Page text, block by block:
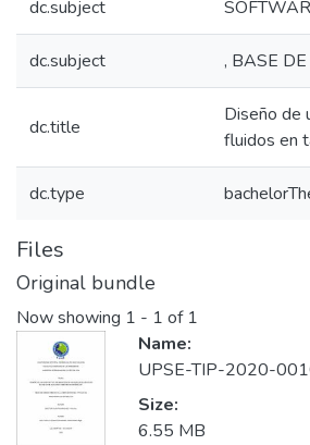
dc.subject
dc.subject , BASE
dc.title
Diseño de
fluidos en
dc.type
Files
Original bundle
Now showing 1 - 1 of 1
Name:
UPSE-TIP-2020-
Size:
6.55 MB